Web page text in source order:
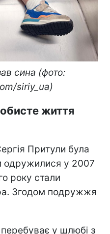
сина (фото:
siriy_ua)
життя
Притули була
одружилися у 2007
року стали
Згодом подружжя
у шлюбі з